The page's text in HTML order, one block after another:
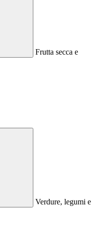
Frutta secca e
Verdure, legumi e